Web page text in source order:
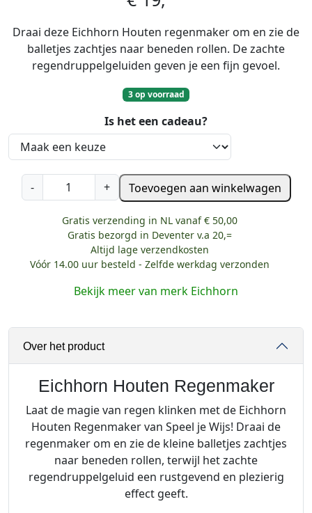
Draai deze Eichhorn Houten regenmaker om en zie de
balletjes zachtjes naar beneden rollen. De zachte
regendruppelgeluiden geven je een fijn gevoel.
3 op voorraad
Is het een cadeau?
-
i
u
t
R
g
+ Toevoegen aan winkelwagen
Gratis verzending in NL vanaf € 50,00
Gratis bezorgd in Deventer v.a 20,=
Altijd lage verzendkosten
Vóór 14.00 uur besteld - Zelfde werkdag verzonden
Bekijk meer van merk Eichhorn
Over het product
Eichhorn Houten Regenmaker
Laat de magie van regen klinken met de Eichhorn
Houten Regenmaker van Speel je Wijs! Draai de
regenmaker om en zie de kleine balletjes zachtjes
naar beneden rollen, terwijl het zachte
regendruppelgeluid een rustgevend en plezierig
effect geeft.